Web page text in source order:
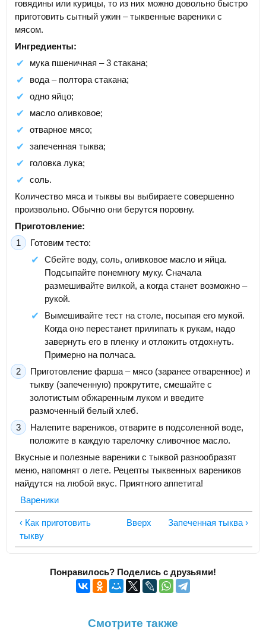
говядины или курицы, то из них можно довольно быстро
приготовить сытный ужин – тыквенные вареники с
мясом.
Ингредиенты:
мука пшеничная – 3 стакана;
вода – полтора стакана;
одно яйцо;
масло оливковое;
отварное мясо;
запеченная тыква;
головка лука;
соль.
Количество мяса и тыквы вы выбираете совершенно
произвольно. Обычно они берутся поровну.
Приготовление:
Готовим тесто:
Сбейте воду, соль, оливковое масло и яйца.
Подсыпайте понемногу муку. Сначала
размешивайте вилкой, а когда станет возможно –
рукой.
Вымешивайте тест на столе, посыпая его мукой.
Когда оно перестанет прилипать к рукам, надо
завернуть его в пленку и отложить отдохнуть.
Примерно на полчаса.
Приготовление фарша – мясо (заранее отваренное) и
тыкву (запеченную) прокрутите, смешайте с
золотистым обжаренным луком и введите
размоченный белый хлеб.
Налепите вареников, отварите в подсоленной воде,
положите в каждую тарелочку сливочное масло.
Вкусные и полезные вареники с тыквой разнообразят
меню, напомнят о лете. Рецепты тыквенных вареников
найдутся на любой вкус. Приятного аппетита!
Вареники
‹ Как приготовить
тыкву
Вверх Запеченная тыква ›
Понравилось? Поделись с друзьями!
Смотрите также